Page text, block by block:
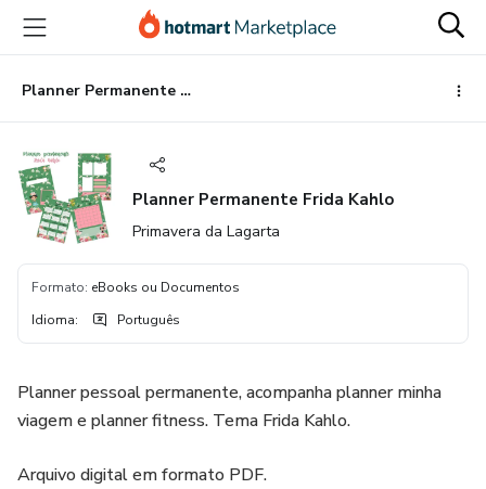
para
conteúdo
principal
para
pagamento
para
rodapé
Planner Permanente Frida Kahlo
Planner Permanente Frida Kahlo
Primavera da Lagarta
Formato: eBooks ou Documentos
Idioma: Português
Planner pessoal permanente, acompanha planner minha
viagem e planner fitness. Tema Frida Kahlo.
Arquivo digital em formato PDF.